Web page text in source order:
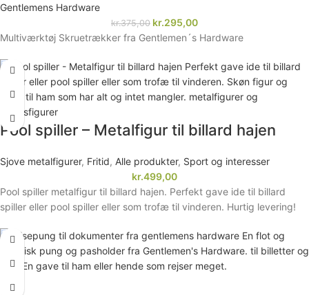
Gentlemens Hardware
kr.375,00 kr.295,00
Multiværktøj Skruetrækker fra Gentlemen´s Hardware
Pool spiller – Metalfigur til billard hajen
Sjove metalfigurer, Fritid, Alle produkter, Sport og interesser
kr.499,00
Pool spiller metalfigur til billard hajen. Perfekt gave ide til billard
spiller eller pool spiller eller som trofæ til vinderen. Hurtig levering!